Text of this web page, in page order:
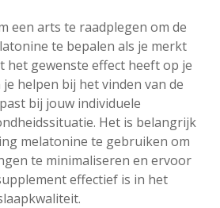
een arts te raadplegen om de
te bepalen als je merkt
het gewenste effect heeft op je
helpen bij het vinden van de
bij jouw individuele
Het is belangrijk
melatonine te gebruiken om
te minimaliseren en ervoor
effectief is in het